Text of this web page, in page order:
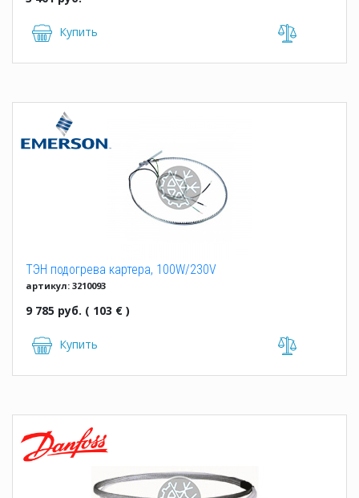
Купить
ТЭН подогрева картера, 100W/230V
артикул: 3210093
9 785 руб. ( 103 € )
Купить